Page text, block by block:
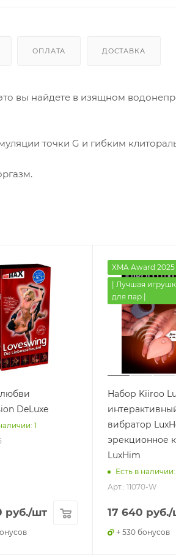
ОПЛАТА ДОСТАВКА
вы найдете в изящном
точки G и гибким
DeLuxe
1
руб./шт
XMA Award 2025
| Лучшая
для пар |
Набор Kiiroo
вибратор
эрекционное
LuxHim
Есть в
Арт.: 11070-W
17 640 руб./
+ 530 бонусов